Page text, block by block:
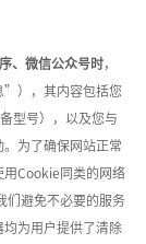
、微信公众号时，
”），其内容包括您
型号），以及您与
为了确保网站正常
用Cookie同类的网络
们避免不必要的服务
为用户提供了清除